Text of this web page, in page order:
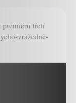
premiéru třetí
vražedně-